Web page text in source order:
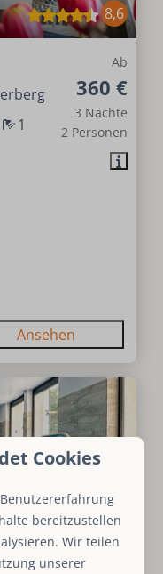
8,6
Ab
360 €
3 Nächte
2 Personen
1
Ansehen
Cookies
bereitzustellen
Wir teilen
unserer